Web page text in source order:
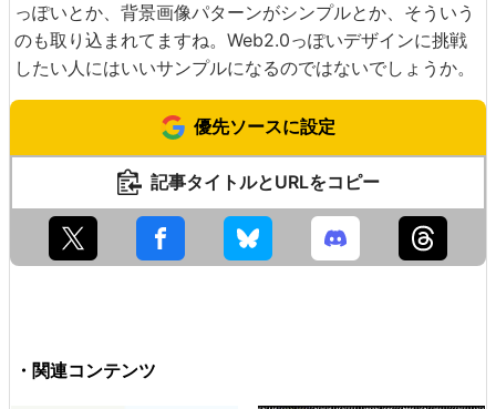
っぽいとか、背景画像パターンがシンプルとか、そういう
のも取り込まれてますね。Web2.0っぽいデザインに挑戦
したい人にはいいサンプルになるのではないでしょうか。
優先ソースに設定
記事タイトルとURLをコピー
・関連コンテンツ